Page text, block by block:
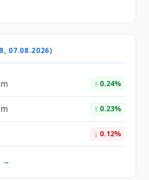
07.08.2026)
↑ 0.24%
↑ 0.23%
↓ 0.12%
→